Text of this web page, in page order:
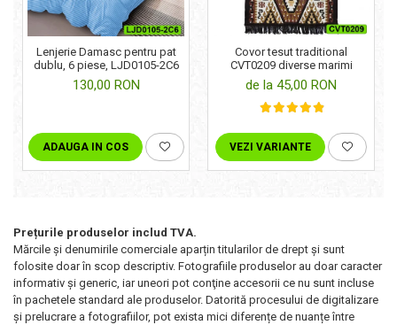
Lenjerie Damasc pentru pat
dublu, 6 piese, LJD0105-2C6
130,00 RON
ADAUGA IN COS
Covor tesut traditional
CVT0209 diverse marimi
de la 45,00 RON
VEZI VARIANTE
Prețurile produselor includ TVA.
Mărcile și denumirile comerciale aparțin titularilor de drept şi sunt
folosite doar în scop descriptiv. Fotografiile produselor au doar caracter
informativ şi generic, iar uneori pot conţine accesorii ce nu sunt incluse
în pachetele standard ale produselor. Datorită procesului de digitalizare
și prelucrare a fotografiilor, pot exista mici diferențe de nuanțe între